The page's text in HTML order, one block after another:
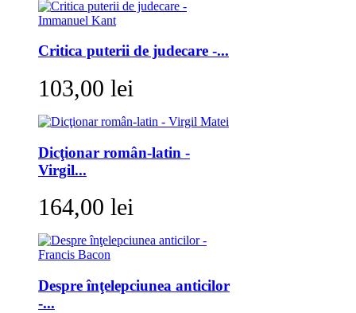
Critica puterii de judecare -...
103,00 lei
Dicţionar român-latin -
Virgil...
164,00 lei
Despre înţelepciunea anticilor
-...